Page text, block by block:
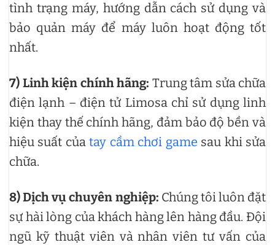
tình trạng máy, hướng dẫn cách sử dụng và
bảo quản máy để máy luôn hoạt động tốt
nhất.
7) Linh kiện chính hãng: Trung tâm sửa chữa
điện lạnh – điện tử Limosa chỉ sử dụng linh
kiện thay thế chính hãng, đảm bảo độ bền và
hiệu suất củatay cầm chơi game sau khi sửa
chữa.
8)Dịch vụ chuyên nghiệp: Chúng tôi luôn đặt
sự hài lòng của khách hàng lên hàng đầu. Đội
ngũ kỹ thuật viên và nhân viên tư vấn của